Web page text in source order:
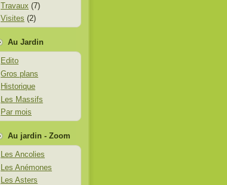
Travaux (7)
Visites (2)
Au Jardin
Edito
Gros plans
Historique
Les Massifs
Par mois
Au jardin - Zoom
Les Ancolies
Les Anémones
Les Asters